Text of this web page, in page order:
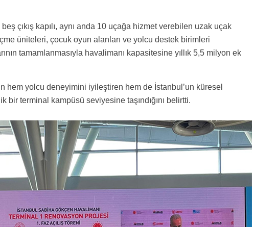
çıkış kapılı, aynı anda 10 uçağa hizmet verebilen uzak uçak
üniteleri, çocuk oyun alanları ve yolcu destek birimleri
tamamlanmasıyla havalimanı kapasitesine yıllık 5,5 milyon ek
hem yolcu deneyimini iyileştiren hem de İstanbul’un küresel
bir terminal kampüsü seviyesine taşındığını belirtti.